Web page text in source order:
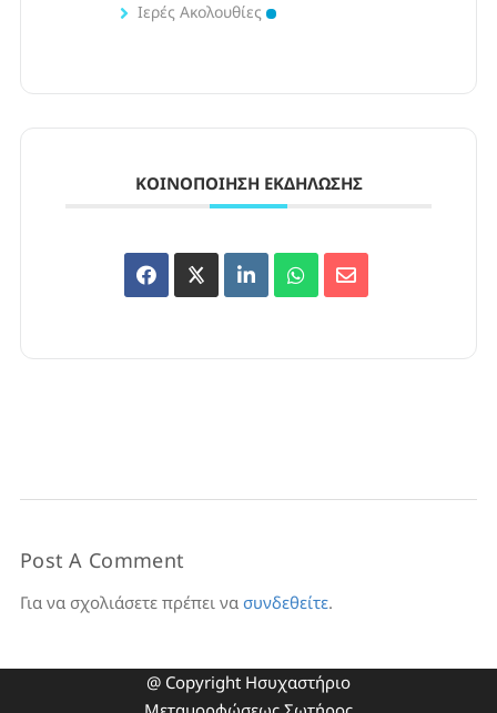
Ιερές Ακολουθίες
ΚΟΙΝΟΠΟΊΗΣΗ ΕΚΔΉΛΩΣΗΣ
Post A Comment
Για να σχολιάσετε πρέπει να συνδεθείτε.
@ Copyright Ησυχαστήριο